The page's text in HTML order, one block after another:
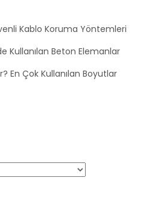
Kablo Koruma Yöntemleri
Kullanılan Beton Elemanlar
En Çok Kullanılan Boyutlar